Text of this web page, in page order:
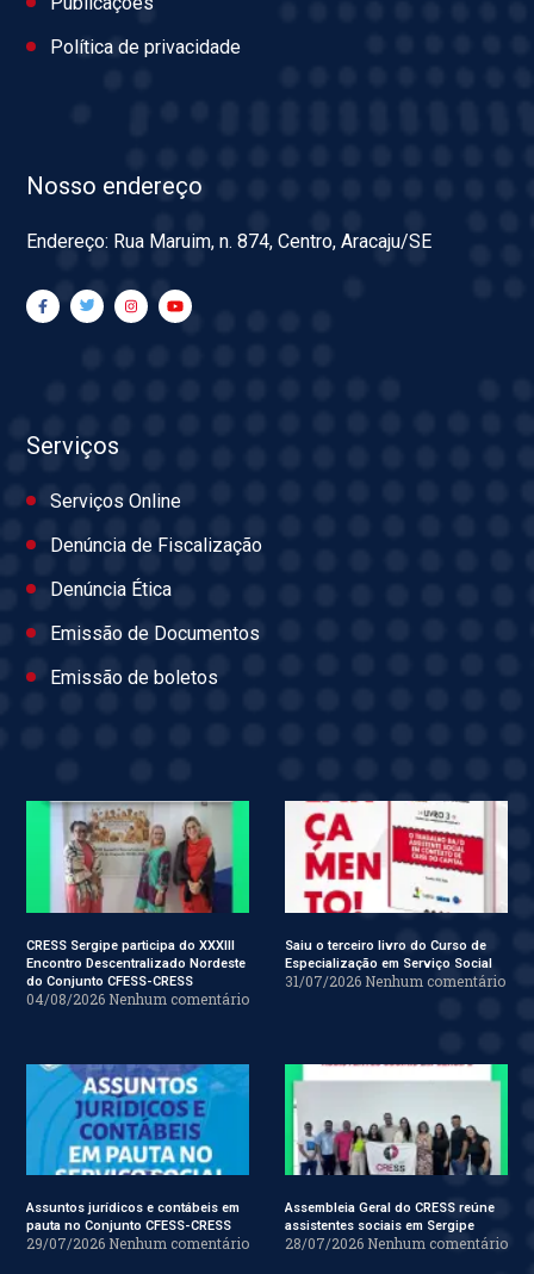
Política de privacidade
Nosso endereço
Endereço: Rua Maruim, n. 874, Centro, Aracaju/SE
Serviços
Serviços Online
Denúncia de Fiscalização
Denúncia Ética
Emissão de Documentos
Emissão de boletos
CRESS Sergipe participa do XXXIII
Encontro Descentralizado Nordeste
do Conjunto CFESS-CRESS
04/08/2026 Nenhum comentário
Saiu o terceiro livro do Curso de
Especialização em Serviço Social
31/07/2026 Nenhum comentário
Assuntos jurídicos e contábeis em
pauta no Conjunto CFESS-CRESS
29/07/2026 Nenhum comentário
Assembleia Geral do CRESS reúne
assistentes sociais em Sergipe
28/07/2026 Nenhum comentário